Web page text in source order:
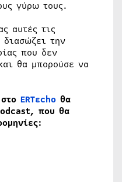
γύρω τους.
αυτές τις
διασώζει την
που δεν
θα μπορούσε να
ERTεcho θα
που θα